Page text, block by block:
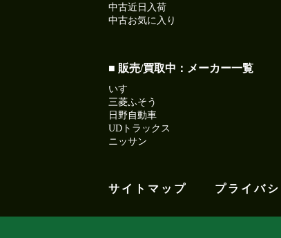
中古近日入荷
中古お気に入り
■ 販売/買取中：メーカー一覧
いすゞ
三菱ふそう
日野自動車
UDトラックス
ニッサン
サイトマップ プライバ